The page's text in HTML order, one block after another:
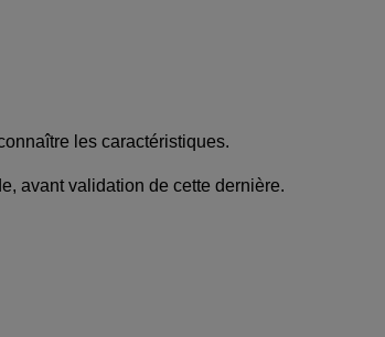
les caractéristiques.
avant validation de cette dernière.